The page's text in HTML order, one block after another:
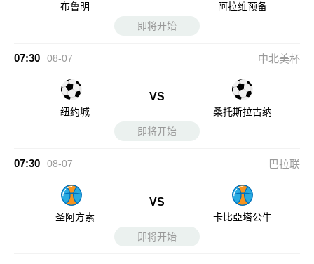
布鲁明
阿拉维预备
即将开始
07:30 08-07 中北美杯
纽约城
VS
桑托斯拉古纳
即将开始
07:30 08-07 巴拉联
圣阿方索
VS
卡比亞塔公牛
即将开始